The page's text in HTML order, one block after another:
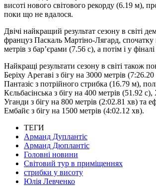
висоті нового світового рекорду (6.19 м),
поки що не вдалося.
Двічі найкращий результат сезону в світі
француз Паскаль Мартіно-Лягард, спочатку
метрів з бар’єрами (7.56 с), а потім і у
Найкращі результати сезону в світі також
Беріху Арегаві з бігу на 3000 метрів
Пантазіс з потрійного стрибка (16.79 м),
Кєльбасінська з бігу на 400 метрів (51.92
Уганди з бігу на 800 метрів (2:02.81 хв) та
Ембайє з бігу на 1500 метрів (4:02.12 хв).
ТЕГИ
Арманд Дуплантіс
Арманд Дюплантіс
Головні новини
Світовий тур в приміщеннях
стрибки у висоту
Юлія Левченко